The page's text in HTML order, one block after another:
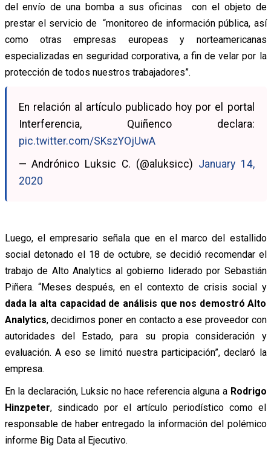
del envío de una bomba a sus oficinas con el objeto de
prestar el servicio de “monitoreo de información pública, así
como otras empresas europeas y norteamericanas
especializadas en seguridad corporativa, a fin de velar por la
protección de todos nuestros trabajadores”.
En relación al artículo publicado hoy por el portal
Interferencia, Quiñenco declara:
pic.twitter.com/SKszYOjUwA
— Andrónico Luksic C. (@aluksicc) January 14,
2020
Luego, el empresario señala que en el marco del estallido
social detonado el 18 de octubre, se decidió recomendar el
trabajo de Alto Analytics al gobierno liderado por Sebastián
Piñera. “Meses después, en el contexto de crisis social y
dada la alta capacidad de análisis que nos demostró Alto
Analytics, decidimos poner en contacto a ese proveedor con
autoridades del Estado, para su propia consideración y
evaluación. A eso se limitó nuestra participación”, declaró la
empresa.
En la declaración, Luksic no hace referencia alguna a Rodrigo
Hinzpeter, sindicado por el artículo periodístico como el
responsable de haber entregado la información del polémico
informe Big Data al Ejecutivo.